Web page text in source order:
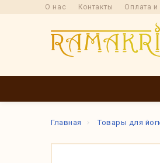
О нас Контакты Оплата и
Главная Товары для